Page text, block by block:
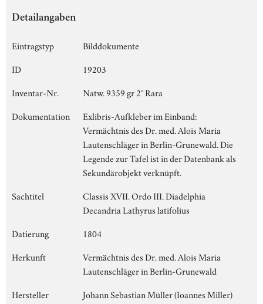
Detailangaben
Eintragstyp
Bilddokumente
ID
19203
Inventar-Nr.
Natw. 9359 gr 2° Rara
Dokumentation
Exlibris-Aufkleber im Einband:
Vermächtnis des Dr. med. Alois Maria
Lautenschläger in Berlin-Grunewald. Die
Legende zur Tafel ist in der Datenbank als
Sekundärobjekt verknüpft.
Sachtitel
Classis XVII. Ordo III. Diadelphia
Decandria Lathyrus latifolius
Datierung
1804
Herkunft
Vermächtnis des Dr. med. Alois Maria
Lautenschläger in Berlin-Grunewald
Hersteller
Johann Sebastian Müller (Ioannes Miller)